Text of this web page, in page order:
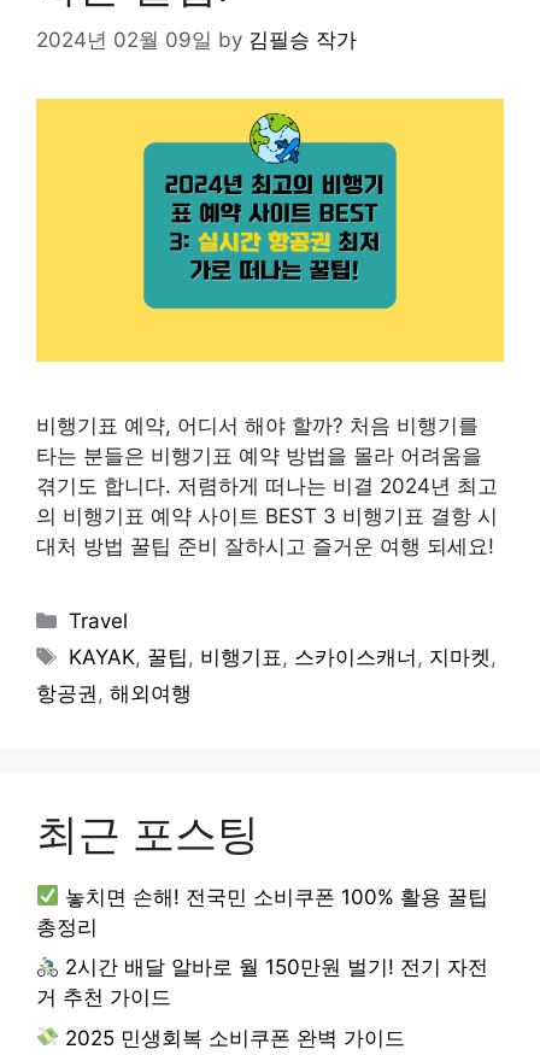
2024년 02월 09일 by 김필승 작가
비행기표 예약, 어디서 해야 할까? 처음 비행기를
타는 분들은 비행기표 예약 방법을 몰라 어려움을
겪기도 합니다. 저렴하게 떠나는 비결 2024년 최고
의 비행기표 예약 사이트 BEST 3 비행기표 결항 시
대처 방법 꿀팁 준비 잘하시고 즐거운 여행 되세요!
Categories
Travel
Tags
KAYAK, 꿀팁 , 비행기표 , 스카이스캐너 , 지마켓 ,
항공권 , 해외여행
최근 포스팅
놓치면 손해! 전국민 소비쿠폰 100% 활용 꿀팁
총정리
2시간 배달 알바로 월 150만원 벌기! 전기 자전
거 추천 가이드
2025 민생회복 소비쿠폰 완벽 가이드